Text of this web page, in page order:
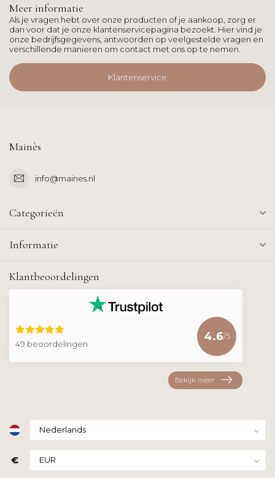
Meer informatie
Als je vragen hebt over onze producten of je aankoop, zorg er
dan voor dat je onze klantenservicepagina bezoekt. Hier vind je
onze bedrijfsgegevens, antwoorden op veelgestelde vragen en
verschillende manieren om contact met ons op te nemen.
Klantenservice
Mainès
info@maines.nl
Categorieën
Informatie
Klantbeoordelingen
49 beoordelingen
4.6/5
Bekijk meer
€